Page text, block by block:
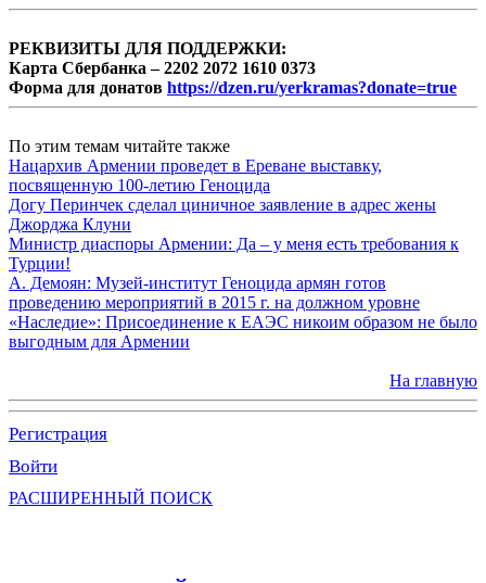
РЕКВИЗИТЫ ДЛЯ ПОДДЕРЖКИ:
Карта Сбербанка – 2202 2072 1610 0373
Форма для донатов https://dzen.ru/yerkramas?donate=true
По этим темам читайте также
Нацархив Армении проведет в Ереване выставку,
посвященную 100-летию Геноцида
Догу Перинчек сделал циничное заявление в адрес жены
Джорджа Клуни
Министр диаспоры Армении: Да – у меня есть требования к
Турции!
А. Демоян: Музей-институт Геноцида армян готов
проведению мероприятий в 2015 г. на должном уровне
«Наследие»: Присоединение к ЕАЭС никоим образом не было
выгодным для Армении
На главную
Регистрация
Войти
РАСШИРЕННЫЙ ПОИСК